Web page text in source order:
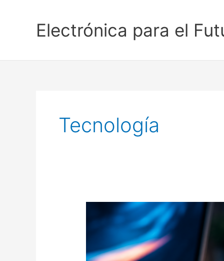
Electrónica para el
Tecnología
qué
cargadores
modernos